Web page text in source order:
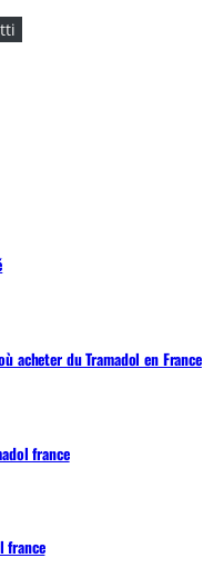
acheter du Tramadol en France
france
france